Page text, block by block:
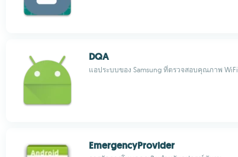
DQA
แอประบบของ Samsung ที่ตรวจสอบคุณภาพ WiFi
EmergencyProvider